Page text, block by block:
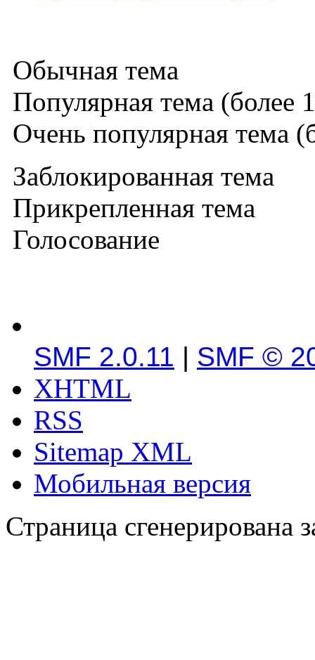
Обычная тема
Популярная тема (более
Очень популярная тема
Заблокированная тема
Прикрепленная тема
Голосование
SMF 2.0.11 | SMF ©
XHTML
RSS
Sitemap XML
Мобильная версия
Страница сгенерирована